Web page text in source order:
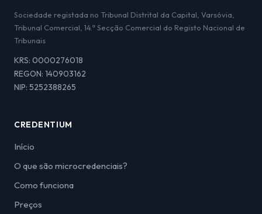
Sociedade registada no Tribunal Distrital da Capital, Varsóvia,
Tribunal Comercial, 14.ª Secção Comercial do Registo Nacional de
Tribunais
KRS: 0000276018
REGON: 140903162
NIP: 5252388265
CREDENTIUM
Início
O que são microcredenciais?
Como funciona
Preços